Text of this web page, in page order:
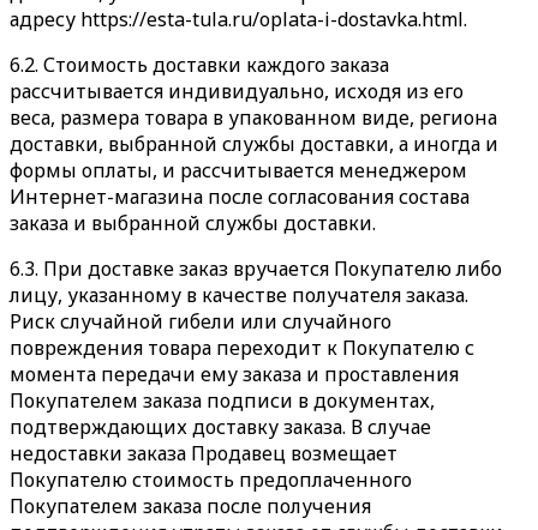
адресу https://esta-tula.ru/oplata-i-dostavka.html.
6.2. Стоимость доставки каждого заказа
рассчитывается индивидуально, исходя из его
веса, размера товара в упакованном виде, региона
доставки, выбранной службы доставки, а иногда и
формы оплаты, и рассчитывается менеджером
Интернет-магазина после согласования состава
заказа и выбранной службы доставки.
6.3. При доставке заказ вручается Покупателю либо
лицу, указанному в качестве получателя заказа.
Риск случайной гибели или случайного
повреждения товара переходит к Покупателю с
момента передачи ему заказа и проставления
Покупателем заказа подписи в документах,
подтверждающих доставку заказа. В случае
недоставки заказа Продавец возмещает
Покупателю стоимость предоплаченного
Покупателем заказа после получения